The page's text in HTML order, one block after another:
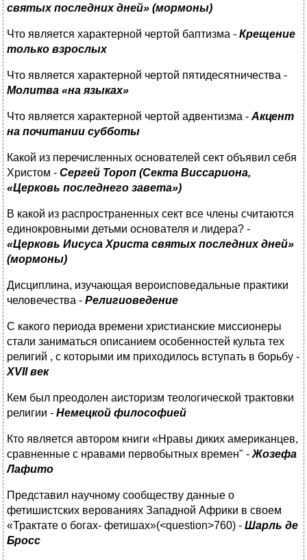
святых последних дней» (мормоны)
Что является характерной чертой баптизма - Крещение
только взрослых
Что является характерной чертой пятидесятничества -
Молитва «на языках»
Что является характерной чертой адвентизма - Акцент
на почитании субботы
Какой из перечисленных основателей сект объявил себя
Христом - Сергей Тороп (Секта Виссариона,
«Церковь последнего завета»)
В какой из распространенных сект все члены считаются
единокровными детьми основателя и лидера? -
«Церковь Иисуса Христа святых последних дней»
(мормоны)
Дисциплина, изучающая вероисповедальные практики
человечества - Религиоведение
С какого периода времени христианские миссионеры
стали заниматься описанием особенностей культа тех
религий , с которыми им приходилось вступать в борьбу -
XVIIвек
Кем был преодолен аисторизм теологической трактовки
религии - Немецкой философией
Кто является автором книги «Нравы диких американцев,
сравненные с нравами первобытных времен" - Жозефа
Лафито
Представил научному сообществу данные о
фетишистских верованиях Западной Африки в своем
«Трактате о богах- фетишах»(<question>760) - Шарль де
Бросс